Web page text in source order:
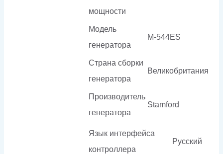
мощности
Модель
генератора
M-544ES
Страна сборки
генератора
Великобритания
Производитель
генератора
Stamford
Язык интерфейса
контроллера
Русский